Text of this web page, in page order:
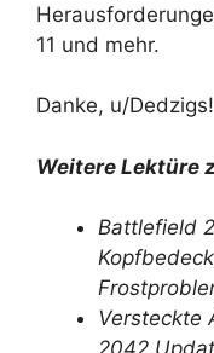
11 und mehr.
Danke, u/Dedzigs!
Weitere Lektüre
Battlefield
Versteckte